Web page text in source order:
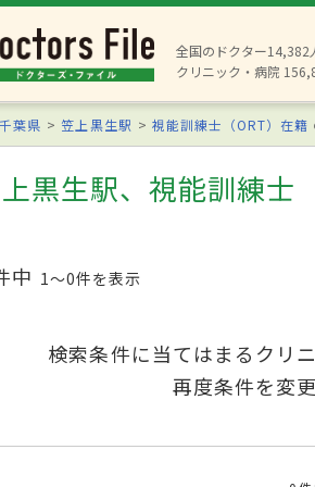
全国のドクター14,382
クリニック・病院
千葉県 笠上黒生駅 視能訓練士（ORT）在籍
黒生駅、視能訓練士
中 1〜0件を表示
検索条件に当てはまるクリ
再度条件を変